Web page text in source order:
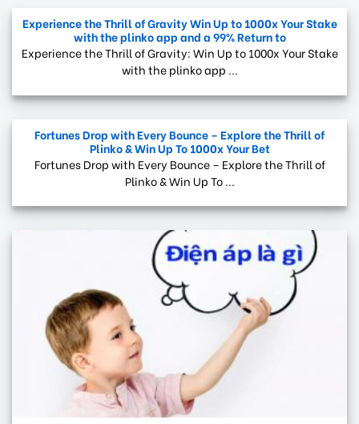
Experience the Thrill of Gravity Win Up to 1000x Your Stake
with the plinko app and a 99% Return to
Experience the Thrill of Gravity: Win Up to 1000x Your Stake
with the plinko app ...
Fortunes Drop with Every Bounce – Explore the Thrill of
Plinko & Win Up To 1000x Your Bet
Fortunes Drop with Every Bounce – Explore the Thrill of
Plinko & Win Up To ...